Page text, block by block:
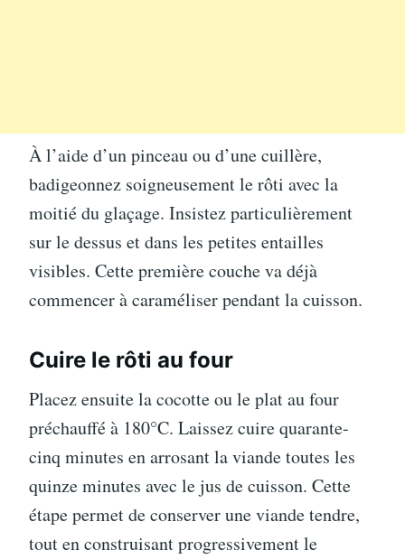
À l’aide d’un pinceau ou d’une cuillère,
badigeonnez soigneusement le rôti avec la
moitié du glaçage. Insistez particulièrement
sur le dessus et dans les petites entailles
visibles. Cette première couche va déjà
commencer à caraméliser pendant la cuisson.
Cuire le rôti au four
Placez ensuite la cocotte ou le plat au four
préchauffé à 180°C. Laissez cuire quarante-
cinq minutes en arrosant la viande toutes les
quinze minutes avec le jus de cuisson. Cette
étape permet de conserver une viande tendre,
tout en construisant progressivement le